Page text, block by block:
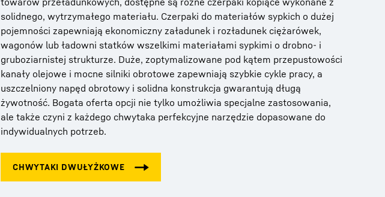
solidnego, wytrzymałego materiału. Czerpaki do materiałów sypkich o dużej
pojemności zapewniają ekonomiczny załadunek i rozładunek ciężarówek,
wagonów lub ładowni statków wszelkimi materiałami sypkimi o drobno- i
gruboziarnistej strukturze. Duże, zoptymalizowane pod kątem przepustowości
kanały olejowe i mocne silniki obrotowe zapewniają szybkie cykle pracy, a
uszczelniony napęd obrotowy i solidna konstrukcja gwarantują długą
żywotność. Bogata oferta opcji nie tylko umożliwia specjalne zastosowania,
ale także czyni z każdego chwytaka perfekcyjne narzędzie dopasowane do
indywidualnych potrzeb.